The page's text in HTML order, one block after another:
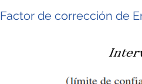
Factor de corrección de